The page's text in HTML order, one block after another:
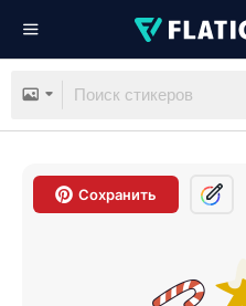
Сохранить